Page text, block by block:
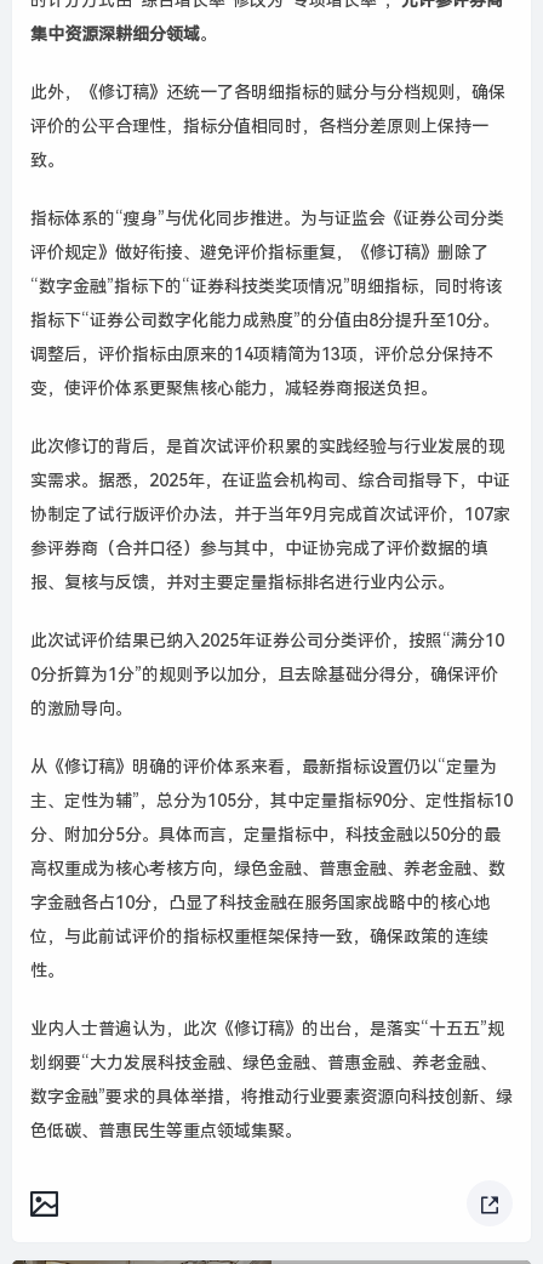
集中资源深耕细分领域。
此外，《修订稿》还统一了各明细指标的赋分与分档规则，确保
评价的公平合理性，指标分值相同时，各档分差原则上保持一
致。
指标体系的“瘦身”与优化同步推进。为与证监会《证券公司分类
评价规定》做好衔接、避免评价指标重复，《修订稿》删除了
“数字金融”指标下的“证券科技类奖项情况”明细指标，同时将该
指标下“证券公司数字化能力成熟度”的分值由8分提升至10分。
调整后，评价指标由原来的14项精简为13项，评价总分保持不
变，使评价体系更聚焦核心能力，减轻券商报送负担。
此次修订的背后，是首次试评价积累的实践经验与行业发展的现
实需求。据悉，2025年，在证监会机构司、综合司指导下，中证
协制定了试行版评价办法，并于当年9月完成首次试评价，107家
参评券商（合并口径）参与其中，中证协完成了评价数据的填
报、复核与反馈，并对主要定量指标排名进行业内公示。
此次试评价结果已纳入2025年证券公司分类评价，按照“满分10
0分折算为1分”的规则予以加分，且去除基础分得分，确保评价
的激励导向。
从《修订稿》明确的评价体系来看，最新指标设置仍以“定量为
主、定性为辅”，总分为105分，其中定量指标90分、定性指标10
分、附加分5分。具体而言，定量指标中，科技金融以50分的最
高权重成为核心考核方向，绿色金融、普惠金融、养老金融、数
字金融各占10分，凸显了科技金融在服务国家战略中的核心地
位，与此前试评价的指标权重框架保持一致，确保政策的连续
性。
业内人士普遍认为，此次《修订稿》的出台，是落实“十五五”规
划纲要“大力发展科技金融、绿色金融、普惠金融、养老金融、
数字金融”要求的具体举措，将推动行业要素资源向科技创新、绿
色低碳、普惠民生等重点领域集聚。